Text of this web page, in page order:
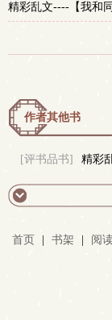
精彩乱文----【我和
作者其他书
[评书品书] 精彩
首页 书架 阅